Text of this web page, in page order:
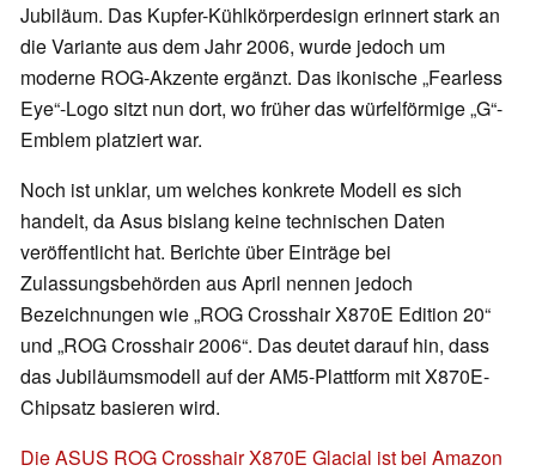
Jubiläum. Das Kupfer-Kühlkörperdesign erinnert stark an
die Variante aus dem Jahr 2006, wurde jedoch um
moderne ROG-Akzente ergänzt. Das ikonische „Fearless
Eye“-Logo sitzt nun dort, wo früher das würfelförmige „G“-
Emblem platziert war.
Noch ist unklar, um welches konkrete Modell es sich
handelt, da Asus bislang keine technischen Daten
veröffentlicht hat. Berichte über Einträge bei
Zulassungsbehörden aus April nennen jedoch
Bezeichnungen wie „ROG Crosshair X870E Edition 20“
und „ROG Crosshair 2006“. Das deutet darauf hin, dass
das Jubiläumsmodell auf der AM5-Plattform mit X870E-
Chipsatz basieren wird.
Die ASUS ROG Crosshair X870E Glacial ist bei Amazon